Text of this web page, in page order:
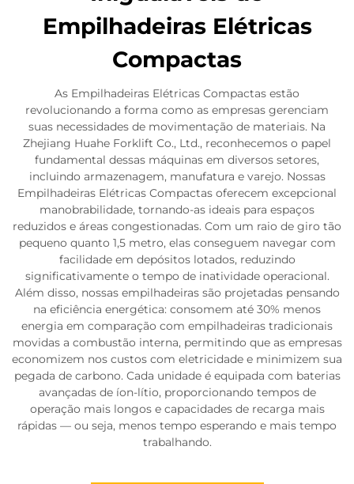
Empilhadeiras Elétricas
Compactas
As Empilhadeiras Elétricas Compactas estão
revolucionando a forma como as empresas gerenciam
suas necessidades de movimentação de materiais. Na
Zhejiang Huahe Forklift Co., Ltd., reconhecemos o papel
fundamental dessas máquinas em diversos setores,
incluindo armazenagem, manufatura e varejo. Nossas
Empilhadeiras Elétricas Compactas oferecem excepcional
manobrabilidade, tornando-as ideais para espaços
reduzidos e áreas congestionadas. Com um raio de giro tão
pequeno quanto 1,5 metro, elas conseguem navegar com
facilidade em depósitos lotados, reduzindo
significativamente o tempo de inatividade operacional.
Além disso, nossas empilhadeiras são projetadas pensando
na eficiência energética: consomem até 30% menos
energia em comparação com empilhadeiras tradicionais
movidas a combustão interna, permitindo que as empresas
economizem nos custos com eletricidade e minimizem sua
pegada de carbono. Cada unidade é equipada com baterias
avançadas de íon-lítio, proporcionando tempos de
operação mais longos e capacidades de recarga mais
rápidas — ou seja, menos tempo esperando e mais tempo
trabalhando.